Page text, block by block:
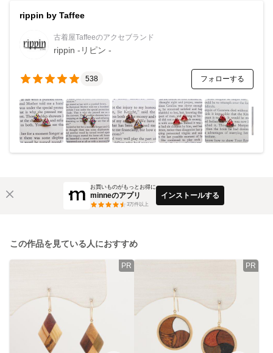
rippin by Taffee
古着屋Taffeeのアクセブランド
rippin -リピン -
538 フォローする
お買いものがもっとお得に
minneのアプリ
3万件以上
インストールする
この作品を見ている人におすすめ
PR PR